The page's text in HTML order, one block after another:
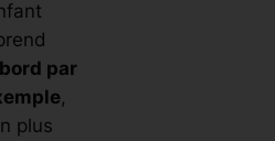
par
,
plus